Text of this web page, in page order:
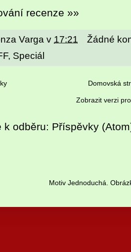
recenze »»
Varga v 17:21
Žádné
, Speciál
Domovská
Zobrazit verzi
k odběru: Příspěvky
Motiv Jednoduchá.